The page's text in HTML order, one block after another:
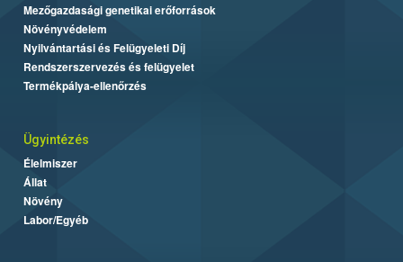
Mezőgazdasági genetikai erőforrások
Növényvédelem
Nyilvántartási és Felügyeleti Díj
Rendszerszervezés és felügyelet
Termékpálya-ellenőrzés
Ügyintézés
Élelmiszer
Állat
Növény
Labor/Egyéb